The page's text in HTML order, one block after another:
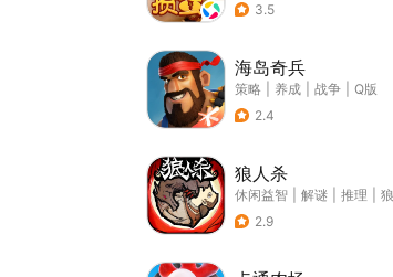
3.5
海岛奇兵
策略 养成 战争
Q版
2.4
狼人杀
休闲益智 解谜 推理
2.9